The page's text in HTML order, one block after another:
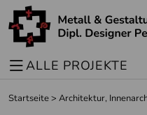
ALLE PROJEKTE
Startseite> Architektur,